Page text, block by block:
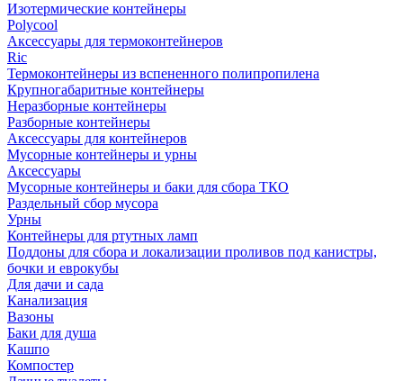
Изотермические контейнеры
Polycool
Аксессуары для термоконтейнеров
Ric
Термоконтейнеры из вспененного полипропилена
Крупногабаритные контейнеры
Неразборные контейнеры
Разборные контейнеры
Аксессуары для контейнеров
Мусорные контейнеры и урны
Аксессуары
Мусорные контейнеры и баки для сбора ТКО
Раздельный сбор мусора
Урны
Контейнеры для ртутных ламп
Поддоны для сбора и локализации проливов под канистры,
бочки и еврокубы
Для дачи и сада
Канализация
Вазоны
Баки для душа
Кашпо
Компостер